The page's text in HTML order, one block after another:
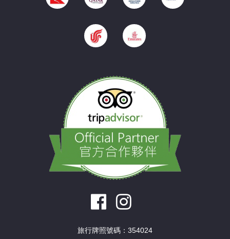
旅行牌照號碼：354024